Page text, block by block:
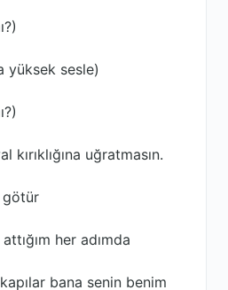
yüksek sesle)
kırıklığına uğratmasın.
götür
her adımda
bana senin benim